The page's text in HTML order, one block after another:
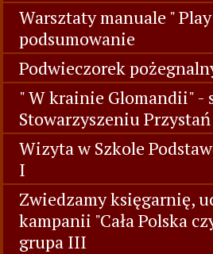
Warsztaty manuale "
podsumowanie
Podwieczorek
" W krainie Glomandii" -
Stowarzyszeniu Przystań
Wizyta w Szkole
I
Zwiedzamy księgarnię,
kampanii "Cała Polska
grupa III